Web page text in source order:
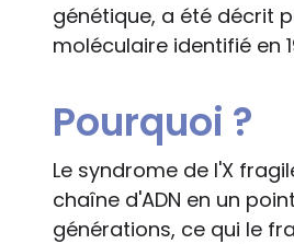
génétique, a été décrit
moléculaire identifié en
Pourquoi ?
Le syndrome de l'X
chaîne d'ADN en un
générations, ce qui le